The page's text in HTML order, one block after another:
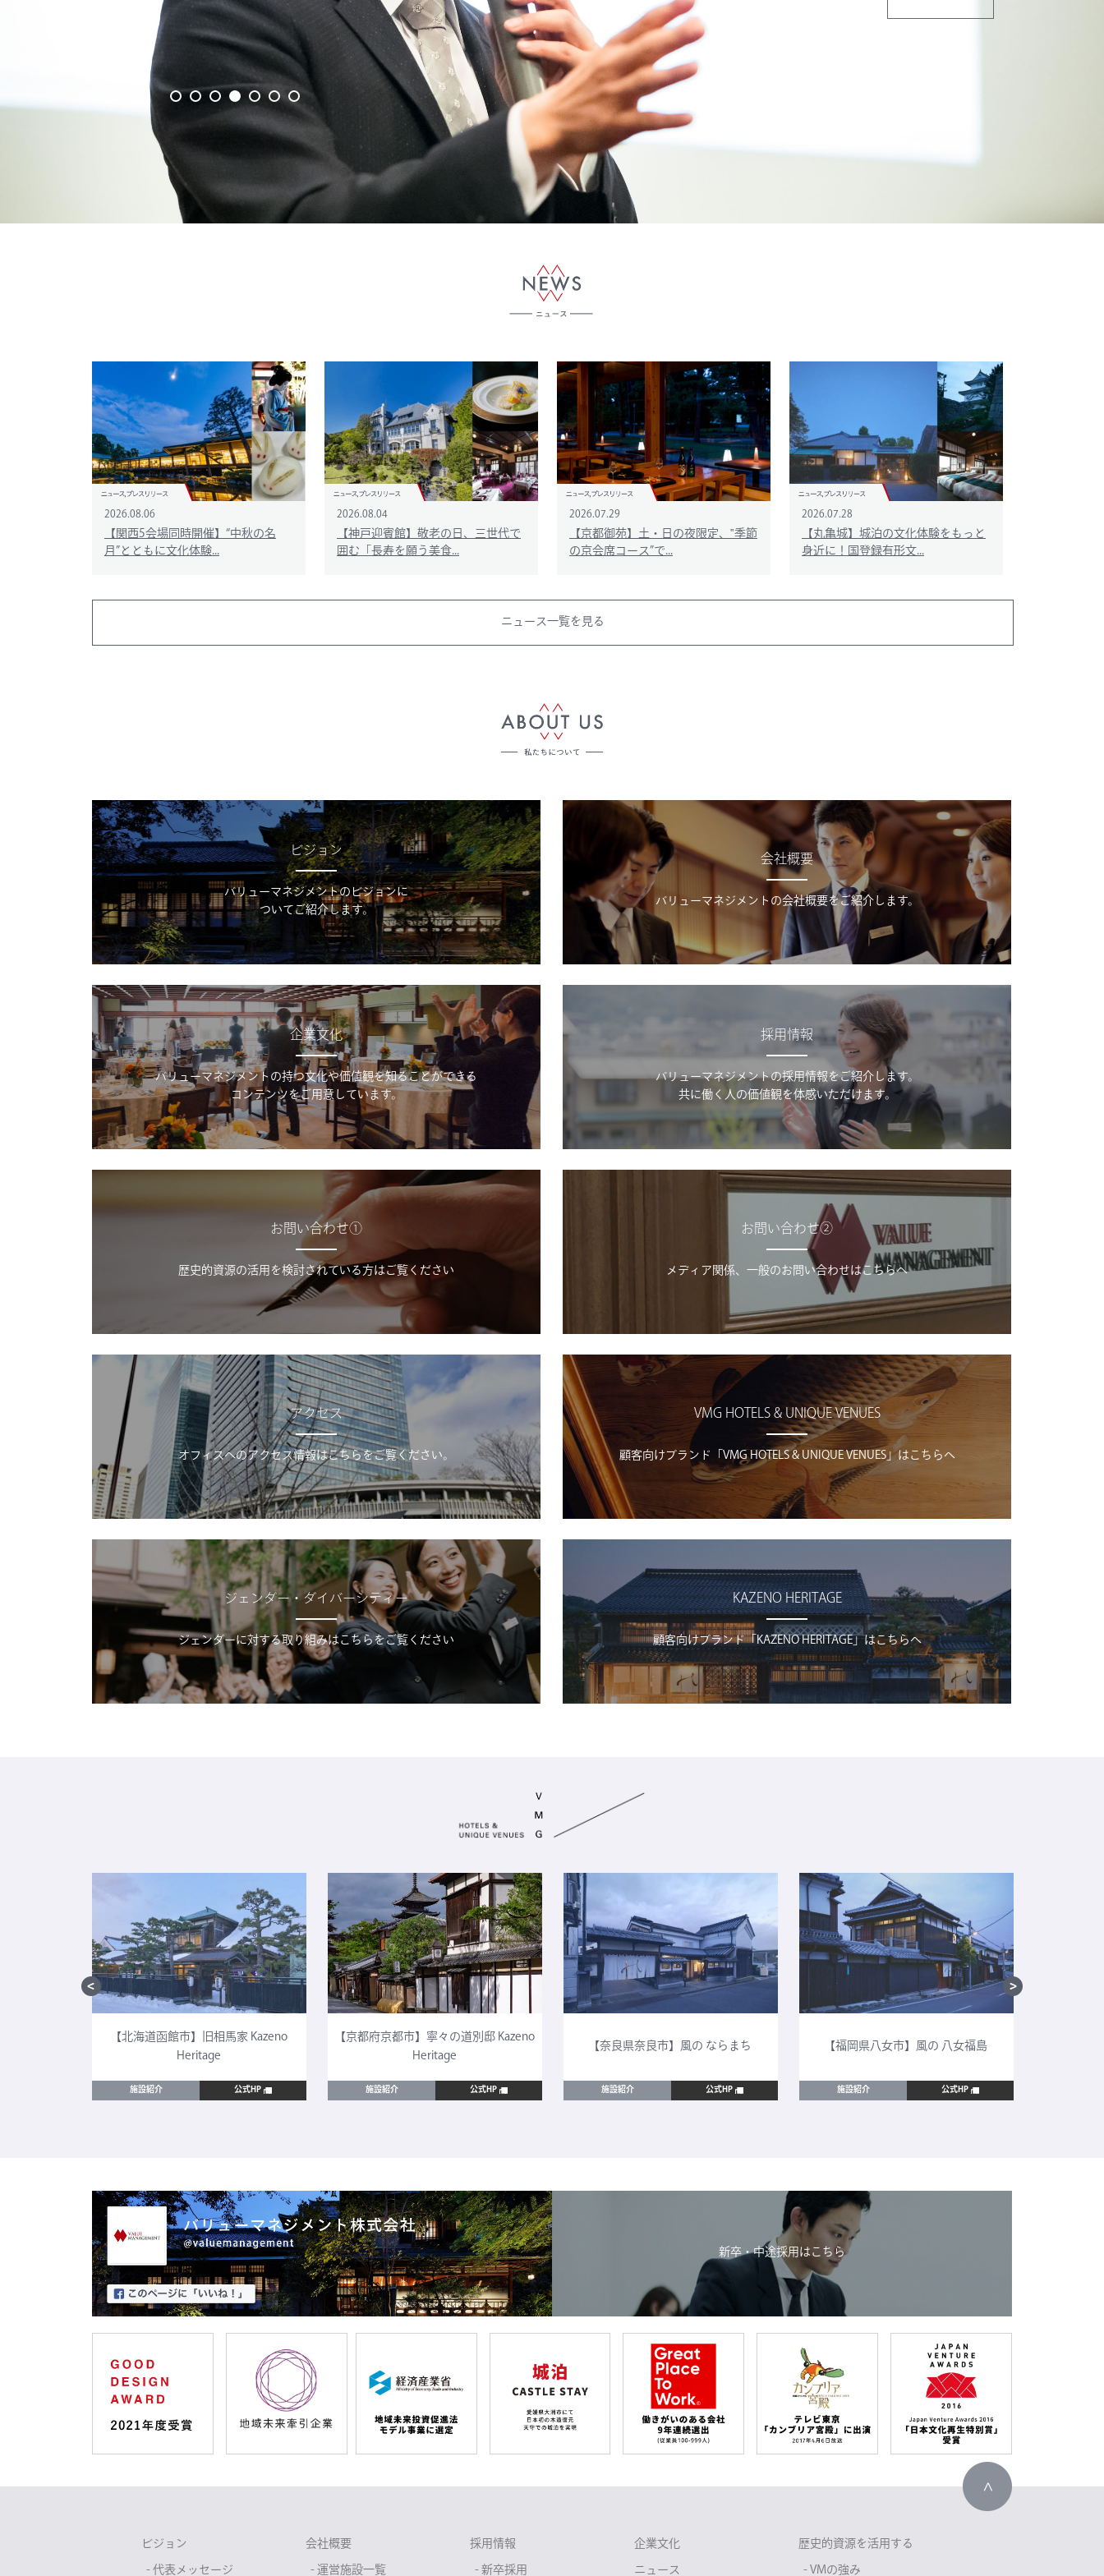
2026.08.06
【関西5会場同時開催】“中秋の名
月”とともに文化体験...
2026.08.04
【神戸迎賓館】敬老の日、三世代で
囲む「長寿を願う美食...
2026.07.29
【京都御苑】土・日の夜限定、‟季節
の京会席コース”で...
2026.07.28
【丸亀城】城泊の文化体験をもっと
身近に！国登録有形文...
ニュース一覧を見る
ビジョン
バリューマネジメントのビジョンに
ついてご紹介します。
会社概要
バリューマネジメントの会社概要をご紹介します。
企業文化
バリューマネジメントの持つ文化や価値観を知ることができる
コンテンツをご用意しています。
採用情報
バリューマネジメントの採用情報をご紹介します。
共に働く人の価値観を体感いただけます。
お問い合わせ①
歴史的資源の活用を検討されている方はご覧ください
お問い合わせ②
メディア関係、一般のお問い合わせはこちらへ
アクセス
オフィスへのアクセス情報はこちらをご覧ください。
VMG HOTELS & UNIQUE VENUES
顧客向けブランド「VMG HOTELS & UNIQUE VENUES」はこちらへ
ジェンダー・ダイバーシティー
ジェンダーに対する取り組みはこちらをご覧ください
KAZENO HERITAGE
顧客向けブランド「KAZENO HERITAGE」はこちらへ
【北海道函館市】旧相馬家 Kazeno
Heritage
施設紹介 公式HP
【京都府京都市】寧々の道別邸 Kazeno
Heritage
施設紹介 公式HP
【奈良県奈良市】風の ならまち
施設紹介 公式HP
【福岡県八女市】風の 八女福島
施設紹介 公式HP
新卒・中途採用はこちら
ビジョン
- 代表メッセージ
会社概要
- 運営施設一覧
採用情報
- 新卒採用
企業文化
ニュース
歴史的資源を活用する
- VMの強み